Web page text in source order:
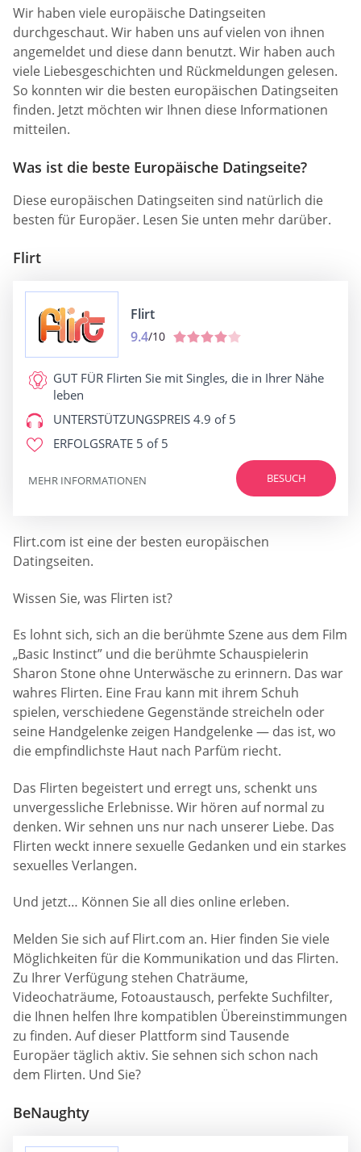
Wir haben viele europäische Datingseiten
durchgeschaut. Wir haben uns auf vielen von ihnen
angemeldet und diese dann benutzt. Wir haben auch
viele Liebesgeschichten und Rückmeldungen gelesen.
So konnten wir die besten europäischen Datingseiten
finden. Jetzt möchten wir Ihnen diese Informationen
mitteilen.
Was ist die beste Europäische Datingseite?
Diese europäischen Datingseiten sind natürlich die
besten für Europäer. Lesen Sie unten mehr darüber.
Flirt
Flirt
9.4/10
GUT FÜR Flirten Sie mit Singles, die in Ihrer Nähe
leben
UNTERSTÜTZUNGSPREIS 4.9 of 5
ERFOLGSRATE 5 of 5
BESUCH
MEHR INFORMATIONEN
Flirt.com ist eine der besten europäischen
Datingseiten.
Wissen Sie, was Flirten ist?
Es lohnt sich, sich an die berühmte Szene aus dem Film
„Basic Instinct” und die berühmte Schauspielerin
Sharon Stone ohne Unterwäsche zu erinnern. Das war
wahres Flirten. Eine Frau kann mit ihrem Schuh
spielen, verschiedene Gegenstände streicheln oder
seine Handgelenke zeigen Handgelenke — das ist, wo
die empfindlichste Haut nach Parfüm riecht.
Das Flirten begeistert und erregt uns, schenkt uns
unvergessliche Erlebnisse. Wir hören auf normal zu
denken. Wir sehnen uns nur nach unserer Liebe. Das
Flirten weckt innere sexuelle Gedanken und ein starkes
sexuelles Verlangen.
Und jetzt… Können Sie all dies online erleben.
Melden Sie sich auf Flirt.com an. Hier finden Sie viele
Möglichkeiten für die Kommunikation und das Flirten.
Zu Ihrer Verfügung stehen Chaträume,
Videochaträume, Fotoaustausch, perfekte Suchfilter,
die Ihnen helfen Ihre kompatiblen Übereinstimmungen
zu finden. Auf dieser Plattform sind Tausende
Europäer täglich aktiv. Sie sehnen sich schon nach
dem Flirten. Und Sie?
BeNaughty